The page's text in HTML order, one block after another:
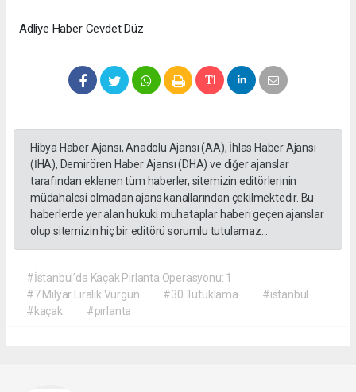
Adliye Haber Cevdet Düz
Hibya Haber Ajansı, Anadolu Ajansı (AA), İhlas Haber Ajansı
(İHA), Demirören Haber Ajansı (DHA) ve diğer ajanslar
tarafından eklenen tüm haberler, sitemizin editörlerinin
müdahalesi olmadan ajans kanallarından çekilmektedir. Bu
haberlerde yer alan hukuki muhataplar haberi geçen ajanslar
olup sitemizin hiç bir editörü sorumlu tutulamaz...
#İstanbul’da Kaçak Pırlanta Operasyonu: 1
#7 Milyar Liralık Vurgun
#30 Tutuklama
#istanbul
#kaçak
#pırlanta